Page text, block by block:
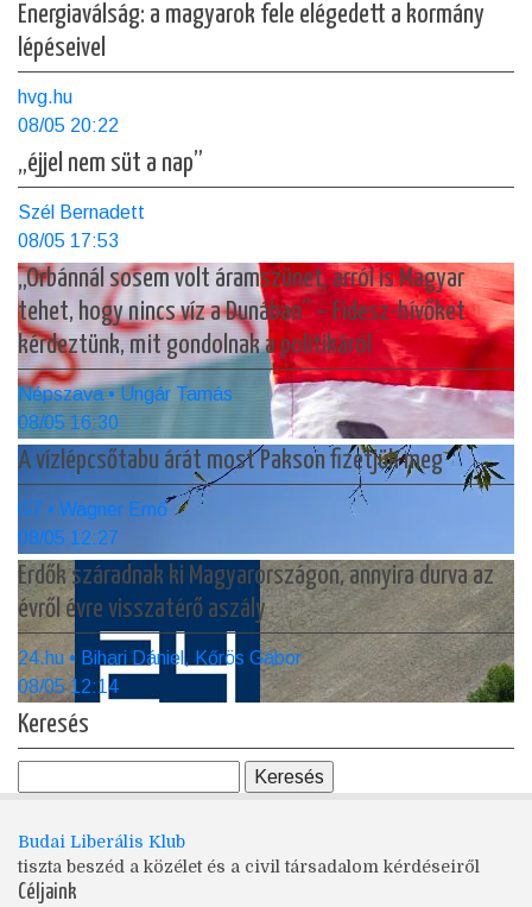
Energiaválság: a magyarok fele elégedett a kormány
lépéseivel
hvg.hu
08/05 20:22
„éjjel nem süt a nap”
Szél Bernadett
08/05 17:53
„Orbánnál sosem volt áramszünet, arról is Magyar
tehet, hogy nincs víz a Dunában” – Fidesz-hívőket
kérdeztünk, mit gondolnak a politikáról
Népszava • Ungár Tamás
08/05 16:30
A vízlépcsőtabu árát most Pakson fizetjük meg
G7 • Wagner Ernő
08/05 12:27
Erdők száradnak ki Magyarországon, annyira durva az
évről évre visszatérő aszály
24.hu • Bihari Dániel, Kőrös Gábor
08/05 12:14
Keresés
Budai Liberális Klub
tiszta beszéd a közélet és a civil társadalom kérdéseiről
Céljaink